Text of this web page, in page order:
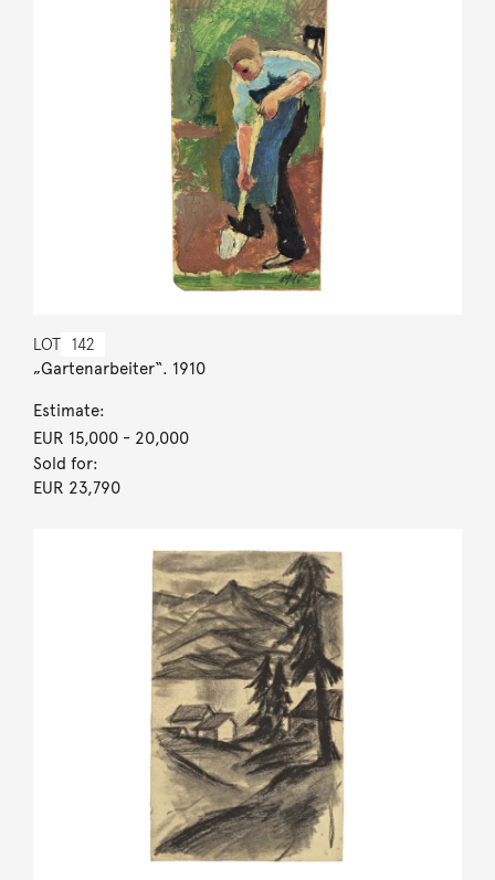
LOT 142
„Gartenarbeiter“. 1910
Estimate:
EUR 15,000- 20,000
Sold for:
EUR 23,790